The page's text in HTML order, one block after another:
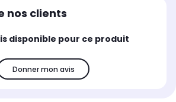
nos clients
disponible pour ce produit
Donner mon avis